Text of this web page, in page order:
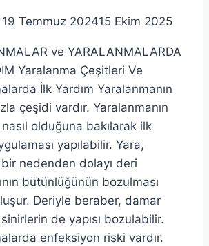
19 Temmuz 202415 Ekim 2025
ve YARALANMALARDA
Yaralanma Çeşitleri Ve
İlk Yardım Yaralanmanın
çeşidi vardır. Yaralanmanın
olduğuna bakılarak ilk
yapılabilir. Yara,
nedenden dolayı deri
bütünlüğünün bozulması
Deriyle beraber, damar
sinirlerin de yapısı bozulabilir.
enfeksiyon riski vardır.